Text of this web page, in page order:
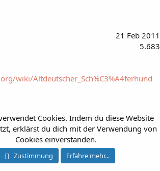
21 Feb 2011
5.683
wiki/Altdeutscher_Sch%C3%A4ferhund
Cookies. Indem du diese Website
erklärst du dich mit der Verwendung von
Cookies einverstanden.
Zustimmung Erfahre mehr...